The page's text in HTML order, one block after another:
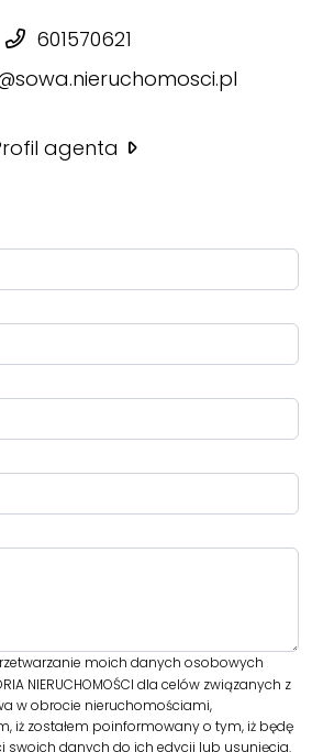
601570621
agenta
moich danych osobowych
NIERUCHOMOŚCI dla celów związanych z
w obrocie nieruchomościami,
iż zostałem poinformowany o tym, iż będę
swoich danych do ich edycji lub usunięcia.